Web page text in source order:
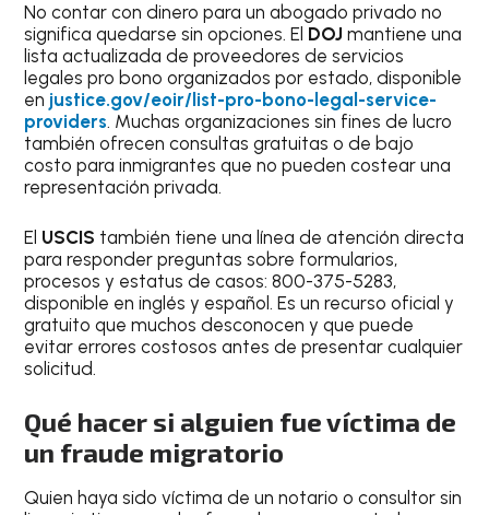
No contar con dinero para un abogado privado no
significa quedarse sin opciones. El DOJ mantiene una
lista actualizada de proveedores de servicios
legales pro bono organizados por estado, disponible
en justice.gov/eoir/list-pro-bono-legal-service-
providers. Muchas organizaciones sin fines de lucro
también ofrecen consultas gratuitas o de bajo
costo para inmigrantes que no pueden costear una
representación privada.
El USCIS también tiene una línea de atención directa
para responder preguntas sobre formularios,
procesos y estatus de casos: 800-375-5283,
disponible en inglés y español. Es un recurso oficial y
gratuito que muchos desconocen y que puede
evitar errores costosos antes de presentar cualquier
solicitud.
Qué hacer si alguien fue víctima de
un fraude migratorio
Quien haya sido víctima de un notario o consultor sin